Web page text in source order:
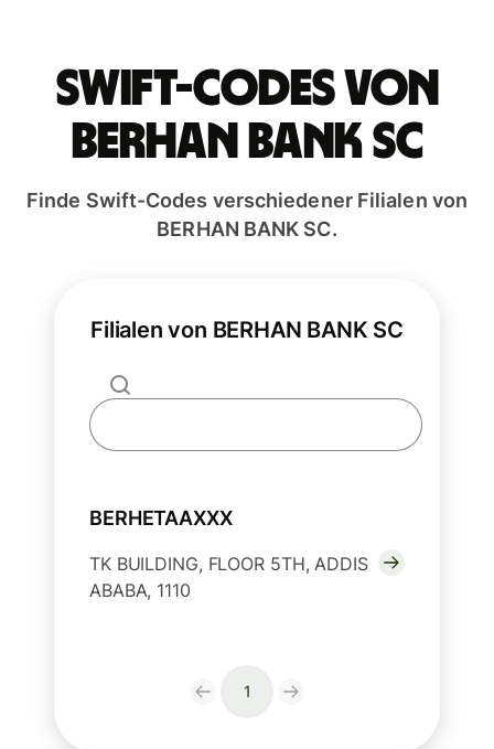
Swift-Codes von
BERHAN BANK SC
Finde Swift-Codes verschiedener Filialen von
BERHAN BANK SC.
Filialen von BERHAN BANK SC
BERHETAAXXX
TK BUILDING, FLOOR 5TH, ADDIS
ABABA, 1110
1